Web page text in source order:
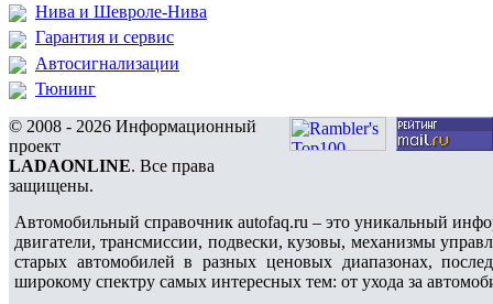
Нива и Шевроле-Нива
Гарантия и сервис
Автосигнализации
Тюнинг
© 2008 - 2026 Информационный
проект
LADAONLINE. Все права
защищены.
Автомобильный справочник autofaq.ru – это уникальный
двигатели, трансмиссии, подвески, кузовы, механизмы
старых автомобилей в разных ценовых диапазонах,
широкому спектру самых интересных тем: от ухода за